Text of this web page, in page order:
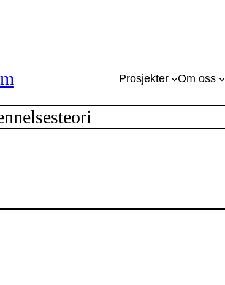
Prosjekter Om oss